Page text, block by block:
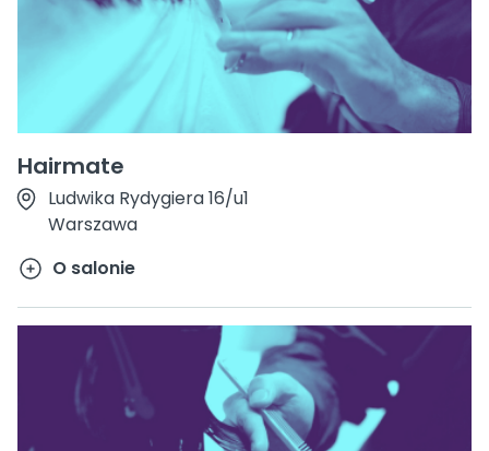
Hairmate
Ludwika Rydygiera 16/u1
Warszawa
O salonie